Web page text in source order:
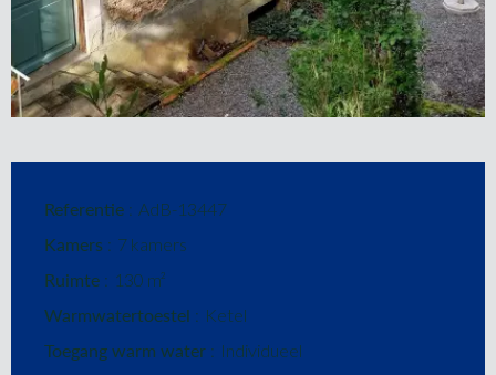
Referentie AdB-13447
Kamers 7 kamers
Ruimte 130 m²
Warmwatertoestel Ketel
Toegang warm water Individueel